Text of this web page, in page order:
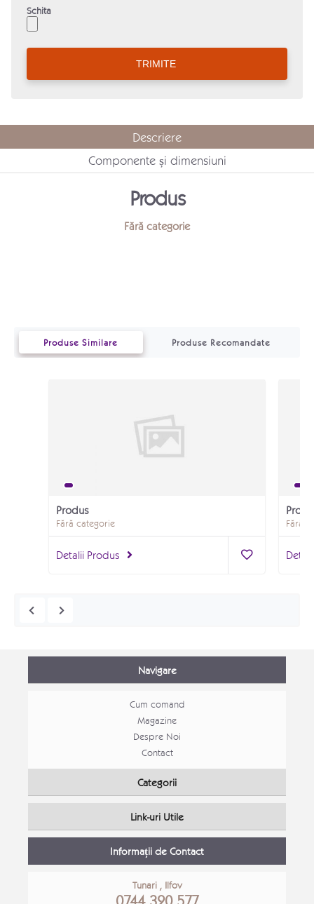
Schita
Descriere
Componente și dimensiuni
Produs
Fără categorie
Produse Similare Produse Recomandate
Produs
Fără categorie
Detalii Produs
Fără
Mobila tineret Stefan
Navigare
Cum comand
Magazine
Despre Noi
Contact
Categorii
Link-uri Utile
Informații de Contact
Tunari , Ilfov
0744 320 577